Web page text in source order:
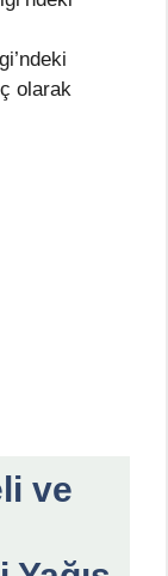
olarak
ve